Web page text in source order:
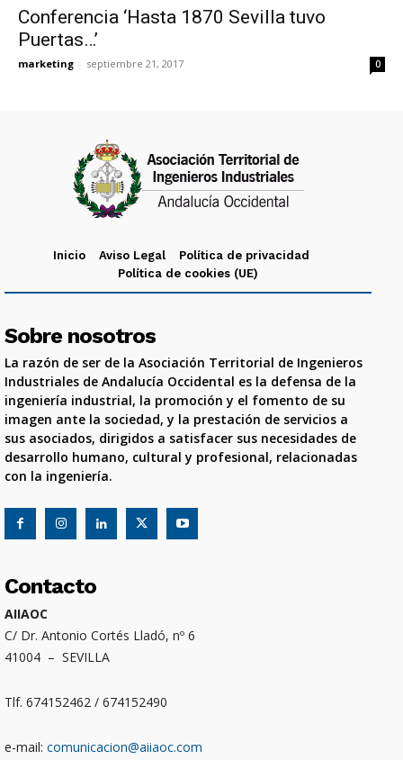
Conferencia ‘Hasta 1870 Sevilla tuvo
Puertas…’
marketing - septiembre 21, 2017 0
Inicio Aviso Legal
Política de privacidad
Política de cookies (UE)
Sobre nosotros
La razón de ser de la Asociación Territorial de Ingenieros
Industriales de Andalucía Occidental es la defensa de la
ingeniería industrial, la promoción y el fomento de su
imagen ante la sociedad, y la prestación de servicios a
sus asociados, dirigidos a satisfacer sus necesidades de
desarrollo humano, cultural y profesional, relacionadas
con la ingeniería.
Contacto
AIIAOC
C/ Dr. Antonio Cortés Lladó, nº 6
41004 – SEVILLA
Tlf. 674152462 / 674152490
e-mail: comunicacion@aiiaoc.com